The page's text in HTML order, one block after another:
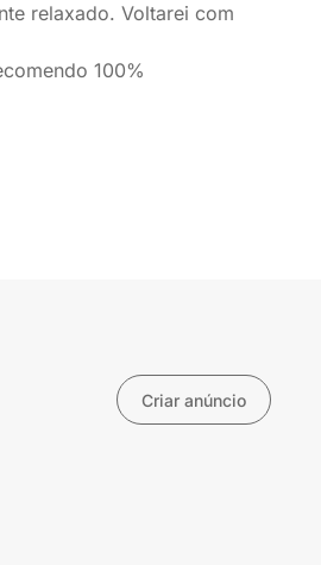
relaxado. Voltarei com
100%
Criar anúncio